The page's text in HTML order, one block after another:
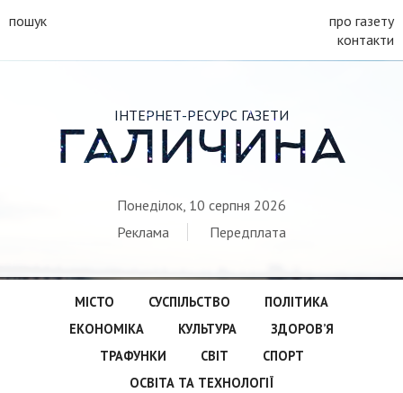
пошук
про газету
контакти
ІНТЕРНЕТ-РЕСУРС ГАЗЕТИ
ГАЛИЧИНА
Понеділок, 10 серпня 2026
Реклама
Передплата
МІСТО СУСПІЛЬСТВО
ПОЛІТИКА
ЕКОНОМІКА
КУЛЬТУРА
ЗДОРОВ’Я
ТРАФУНКИ
СВІТ
СПОРТ
ОСВІТА ТА ТЕХНОЛОГІЇ